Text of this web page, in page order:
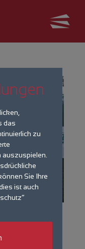
das
zu
auszuspielen.
Sie Ihre
ist auch